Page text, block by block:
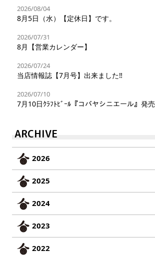
2026/08/04
8月5日（水）【定休日】です。
2026/07/31
8月【営業カレンダー】
2026/07/24
当店情報誌【7月号】出来ました‼︎
2026/07/10
7月10日ｸﾗﾌﾄﾋﾞｰﾙ『コバヤシニエール』発売
ARCHIVE
2026
2025
2024
2023
2022